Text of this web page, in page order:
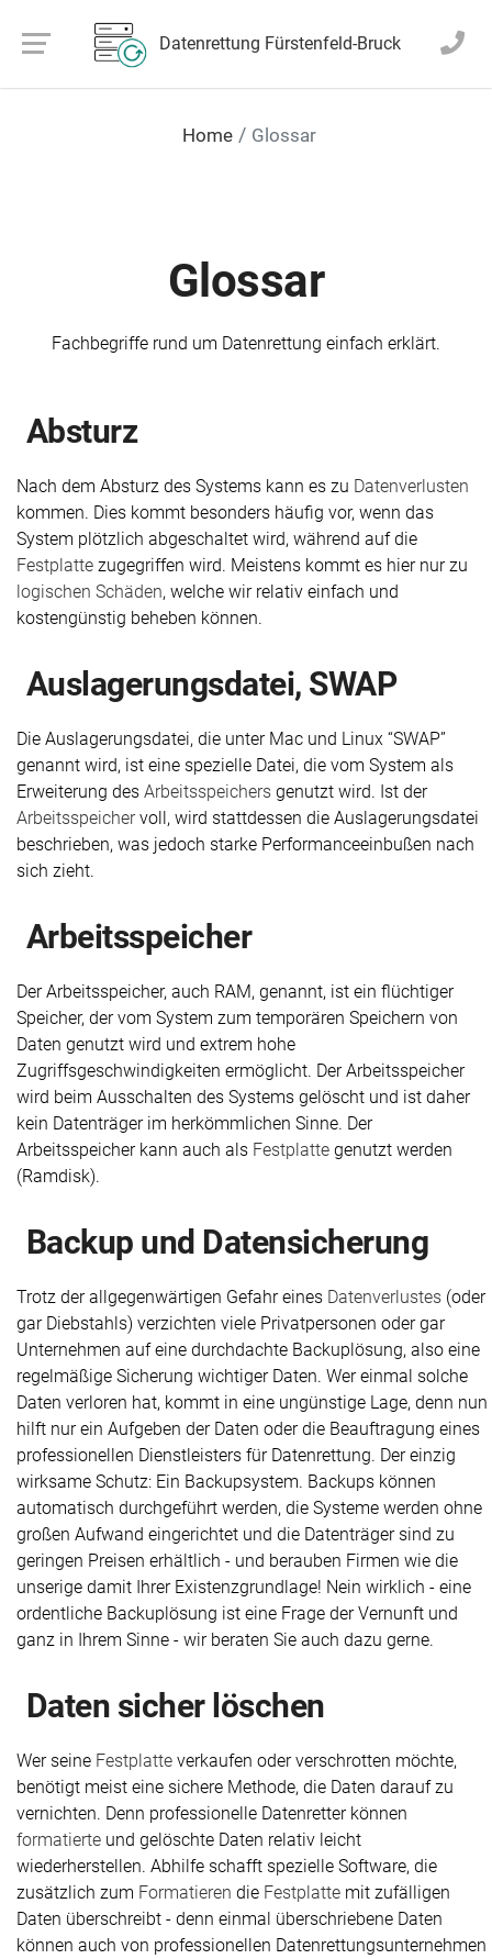
Datenrettung Fürstenfeld-Bruck
Home Glossar
Glossar
Fachbegriffe rund um Datenrettung einfach erklärt.
Absturz
Nach dem Absturz des Systems kann es zu Datenverlusten
kommen. Dies kommt besonders häufig vor, wenn das
System plötzlich abgeschaltet wird, während auf die
Festplatte zugegriffen wird. Meistens kommt es hier nur zu
logischen Schäden, welche wir relativ einfach und
kostengünstig beheben können.
Aus­lagerungs­datei, SWAP
Die Auslagerungsdatei, die unter Mac und Linux “SWAP”
genannt wird, ist eine spezielle Datei, die vom System als
Erweiterung des Arbeitsspeichers genutzt wird. Ist der
Arbeitsspeichervoll, wird stattdessen die Auslagerungsdatei
beschrieben, was jedoch starke Performanceeinbußen nach
sich zieht.
Arbeits­speicher
Der Arbeitsspeicher, auch RAM, genannt, ist ein flüchtiger
Speicher, der vom System zum temporären Speichern von
Daten genutzt wird und extrem hohe
Zugriffsgeschwindigkeiten ermöglicht. Der Arbeitsspeicher
wird beim Ausschalten des Systems gelöscht und ist daher
kein Datenträger im herkömmlichen Sinne. Der
Arbeitsspeicher kann auch als Festplatte genutzt werden
(Ramdisk).
Backup und Daten­sicherung
Trotz der allgegenwärtigen Gefahr eines Datenverlustes (oder
gar Diebstahls) verzichten viele Privatpersonen oder gar
Unternehmen auf eine durchdachte Backuplösung, also eine
regelmäßige Sicherung wichtiger Daten. Wer einmal solche
Daten verloren hat, kommt in eine ungünstige Lage, denn nun
hilft nur ein Aufgeben der Daten oder die Beauftragung eines
professionellen Dienstleisters für Datenrettung. Der einzig
wirksame Schutz: Ein Backupsystem. Backups können
automatisch durchgeführt werden, die Systeme werden ohne
großen Aufwand eingerichtet und die Datenträger sind zu
geringen Preisen erhältlich - und berauben Firmen wie die
unserige damit Ihrer Existenzgrundlage! Nein wirklich - eine
ordentliche Backuplösung ist eine Frage der Vernunft und
ganz in Ihrem Sinne - wir beraten Sie auch dazu gerne.
Daten sicher löschen
Wer seine Festplatte verkaufen oder verschrotten möchte,
benötigt meist eine sichere Methode, die Daten darauf zu
vernichten. Denn professionelle Datenretter können
formatierte und gelöschte Daten relativ leicht
wiederherstellen. Abhilfe schafft spezielle Software, die
zusätzlich zum Formatieren die Festplatte mit zufälligen
Daten überschreibt - denn einmal überschriebene Daten
können auch von professionellen Datenrettungsunternehmen